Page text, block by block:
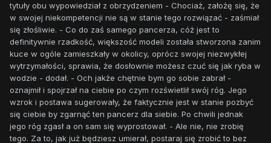
tytuły obu wypowiedział z obrzydzeniem - Chociaż, założę się, że
w swojej niekompetencji nie są w stanie tego rozwiązać - zaśmiał
się złośliwie. - Co do zaś samego pancerza, cóż jest to
definitywnie rzadkość, większość modeli została stworzona zanim
kuce w ogóle zamieszkały w okolicy, oprócz swojej niezwykłej
wytrzymałości, sprawia, że dosłownie możesz czuć się jak ryba w
wodzie - dodał. - Och jakże chętnie bym go sobie zabrał -
oznajmił i spojrzał na ciebie po czym rozświetlił swój róg. Jego
wzrok i postawa sugerowały, że faktycznie jest w stanie pozbyć
się ciebie by zgarnąć ten pancerz dla siebie. Po chwili jednak
jego róg zgasł a on sam się wyprostował. - Ale nie, nie zrobię
tego. Za to, jak już będziesz umierał, postaraj się zrobić to bez